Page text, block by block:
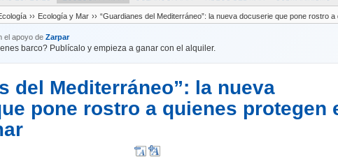
›› Ecología y Mar ›› “Guardianes del Mediterráneo”: la nueva docuserie que pone rostro
el apoyo de Zarpar
barco? Publícalo y empieza a ganar con el alquiler.
del Mediterráneo”: la nueva
pone rostro a quienes protegen